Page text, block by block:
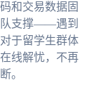
和交易数据固
队支撑——遇到
于留学生群体
线解忧，不再
。